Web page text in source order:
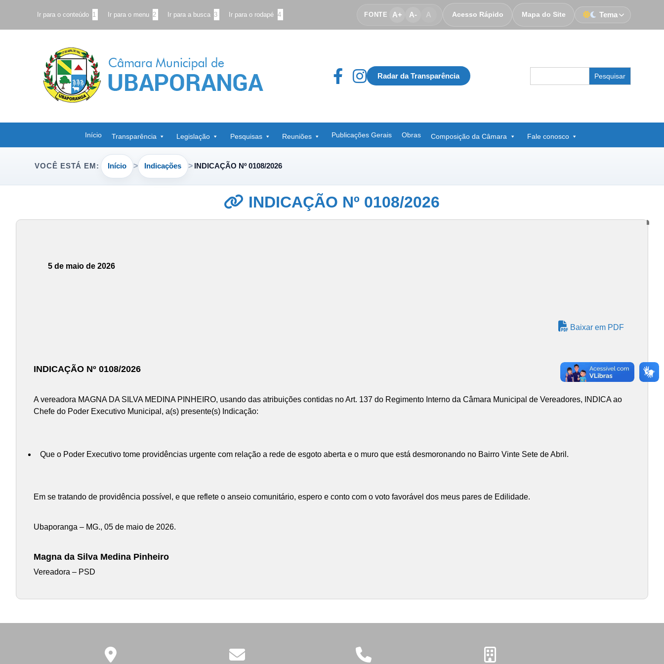
Ir para o conteúdo 1 Ir para o menu 2 Ir para a busca 3 Ir para o rodapé 4 FONTE A+ A- A Acesso Rápido Mapa do Site Tema
Radar da Transparência
for:
Início Transparência Legislação Pesquisas Reuniões Publicações Gerais Obras Composição da Câmara Fale conosco
VOCÊ ESTÁ EM: Início Indicações INDICAÇÃO Nº 0108/2026
INDICAÇÃO Nº 0108/2026
5 de maio de 2026
Baixar em PDF
INDICAÇÃO Nº 0108/2026
A vereadora MAGNA DA SILVA MEDINA PINHEIRO, usando das atribuições contidas no Art. 137 do Regimento Interno da Câmara Municipal de Vereadores, INDICA ao
Chefe do Poder Executivo Municipal, a(s) presente(s) Indicação:
Que o Poder Executivo tome providências urgente com relação a rede de esgoto aberta e o muro que está desmoronando no Bairro Vinte Sete de Abril.
Em se tratando de providência possível, e que reflete o anseio comunitário, espero e conto com o voto favorável dos meus pares de Edilidade.
Ubaporanga – MG., 05 de maio de 2026.
Magna da Silva Medina Pinheiro
Vereadora – PSD